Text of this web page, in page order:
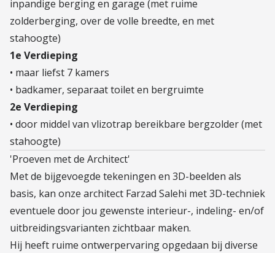
inpandige berging en garage (met ruime
zolderberging, over de volle breedte, en met
stahoogte)
1e Verdieping
• maar liefst 7 kamers
• badkamer, separaat toilet en bergruimte
2e Verdieping
• door middel van vlizotrap bereikbare bergzolder (met
stahoogte)
'Proeven met de Architect'
Met de bijgevoegde tekeningen en 3D-beelden als
basis, kan onze architect Farzad Salehi met 3D-techniek
eventuele door jou gewenste interieur-, indeling- en/of
uitbreidingsvarianten zichtbaar maken.
Hij heeft ruime ontwerpervaring opgedaan bij diverse